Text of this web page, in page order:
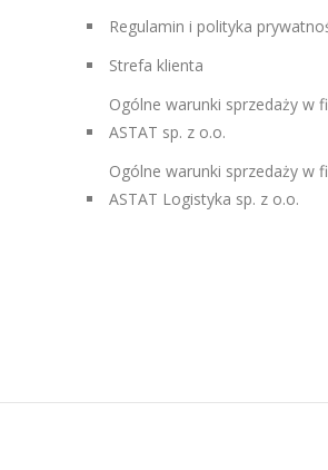
Regulamin i polityka
Strefa klienta
Ogólne warunki sprzedaży w
ASTAT sp. z o.o.
Ogólne warunki sprzedaży w
ASTAT Logistyka sp. z o.o.